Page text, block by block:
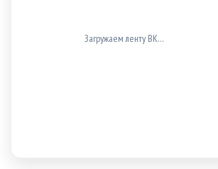
Загружаем ленту ВК…